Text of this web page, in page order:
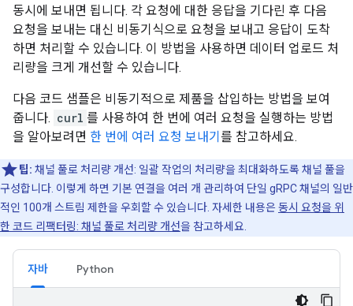
동시에 보내면 됩니다. 각 요청에 대한 응답을 기다린 후 다음
요청을 보내는 대신 비동기식으로 요청을 보내고 응답이 도착
하면 처리할 수 있습니다. 이 방법을 사용하면 데이터 업로드 처
리량을 크게 개선할 수 있습니다.
다음 코드 샘플은 비동기적으로 제품을 삽입하는 방법을 보여
줍니다. curl 를 사용하여 한 번에 여러 요청을 실행하는 방법
을 알아보려면 한 번에 여러 요청 보내기 를 참고하세요.
팁: 채널 풀로 처리량 개선: 일괄 작업의 처리량을 최대화하도록 채널 풀을
구성합니다. 이렇게 하면 기본 연결을 여러 개 관리하여 단일 gRPC 채널의 일반
적인 100개 스트림 제한을 우회할 수 있습니다. 자세한 내용은동시 요청을 위
한 코드 리팩터링: 채널 풀로 처리량 개선을 참고하세요.
자바 Python